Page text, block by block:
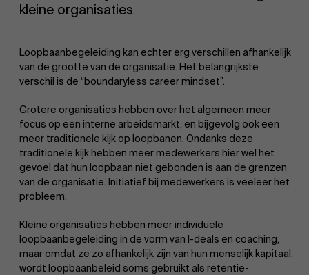
kleine organisaties
Loopbaanbegeleiding kan echter erg verschillen afhankelijk
van de grootte van de organisatie. Het belangrijkste
verschil is de “boundaryless career mindset”.
Grotere organisaties hebben over het algemeen meer
focus op een interne arbeidsmarkt, en bijgevolg ook een
meer traditionele kijk op loopbanen. Ondanks deze
traditionele kijk hebben meer medewerkers hier wel het
gevoel dat hun loopbaan niet gebonden is aan de grenzen
van de organisatie. Initiatief bij medewerkers is veeleer het
probleem.
Kleine organisaties hebben meer individuele
loopbaanbegeleiding in de vorm van I-deals en coaching,
maar omdat ze zo afhankelijk zijn van hun menselijk kapitaal,
wordt loopbaanbeleid soms gebruikt als retentie-